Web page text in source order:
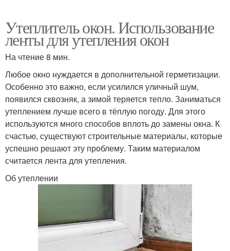
Утеплитель окон. Использование
ленты для утепления окон
На чтение 8 мин.
Любое окно нуждается в дополнительной герметизации.
Особенно это важно, если усилился уличный шум,
появился сквозняк, а зимой теряется тепло. Заниматься
утеплением лучше всего в тёплую погоду. Для этого
используются много способов вплоть до замены окна. К
счастью, существуют строительные материалы, которые
успешно решают эту проблему. Таким материалом
считается лента для утепления.
Об утеплении